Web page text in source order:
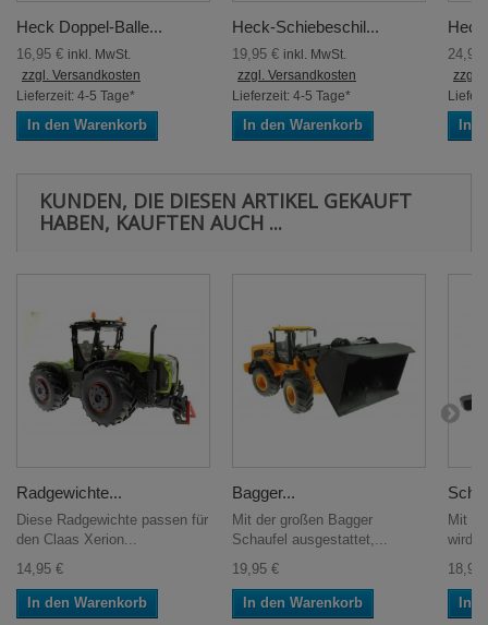
Heck Doppel-Balle...
16,95 € inkl. MwSt.
zzgl. Versandkosten
Lieferzeit: 4-5 Tage*
In den Warenkorb
Heck-Schiebeschil...
19,95 € inkl. MwSt.
zzgl. Versandkosten
Lieferzeit: 4-5 Tage*
In den Warenkorb
zzgl.
In
KUNDEN, DIE DIESEN ARTIKEL GEKAUFT
HABEN, KAUFTEN AUCH ...
Radgewichte...
Diese Radgewichte passen für
den Claas Xerion...
14,95 €
In den Warenkorb
Bagger...
Mit der großen Bagger
Schaufel ausgestattet,...
19,95 €
In den Warenkorb
Mit
wird
18,95
In